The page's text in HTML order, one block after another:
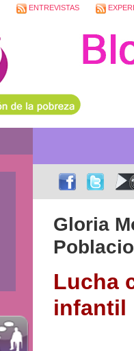
ENTREVISTAS
Gloria
Lucha
infantil